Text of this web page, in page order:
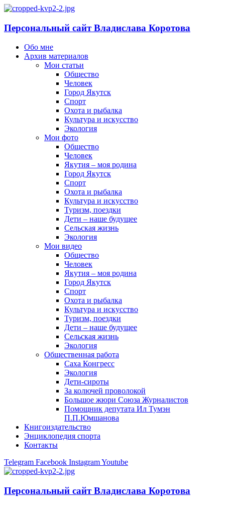
Персональный сайт Владислава Коротова
Обо мне
Архив материалов
Мои статьи
Общество
Человек
Город Якутск
Спорт
Охота и рыбалка
Культура и искусство
Экология
Мои фото
Общество
Человек
Якутия – моя родина
Город Якутск
Спорт
Охота и рыбалка
Культура и искусство
Туризм, поездки
Дети – наше будущее
Сельская жизнь
Экология
Мои видео
Общество
Человек
Якутия – моя родина
Город Якутск
Спорт
Охота и рыбалка
Культура и искусство
Туризм, поездки
Дети – наше будущее
Сельская жизнь
Экология
Общественная работа
Саха Конгресс
Экология
Дети-сироты
За колючей проволокой
Большое жюри Союза Журналистов
Помощник депутата Ил Тумэн
П.П.Юмшанова
Книгоиздательство
Энциклопедия спорта
Контакты
Telegram Facebook InstagramYoutube
Персональный сайт Владислава Коротова